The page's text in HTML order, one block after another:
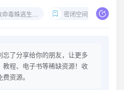
毒蛛逃生指南 密闭空间恐怖片
了分享给你的朋友，让更多
教程、电子书等稀缺资源！收
资源。